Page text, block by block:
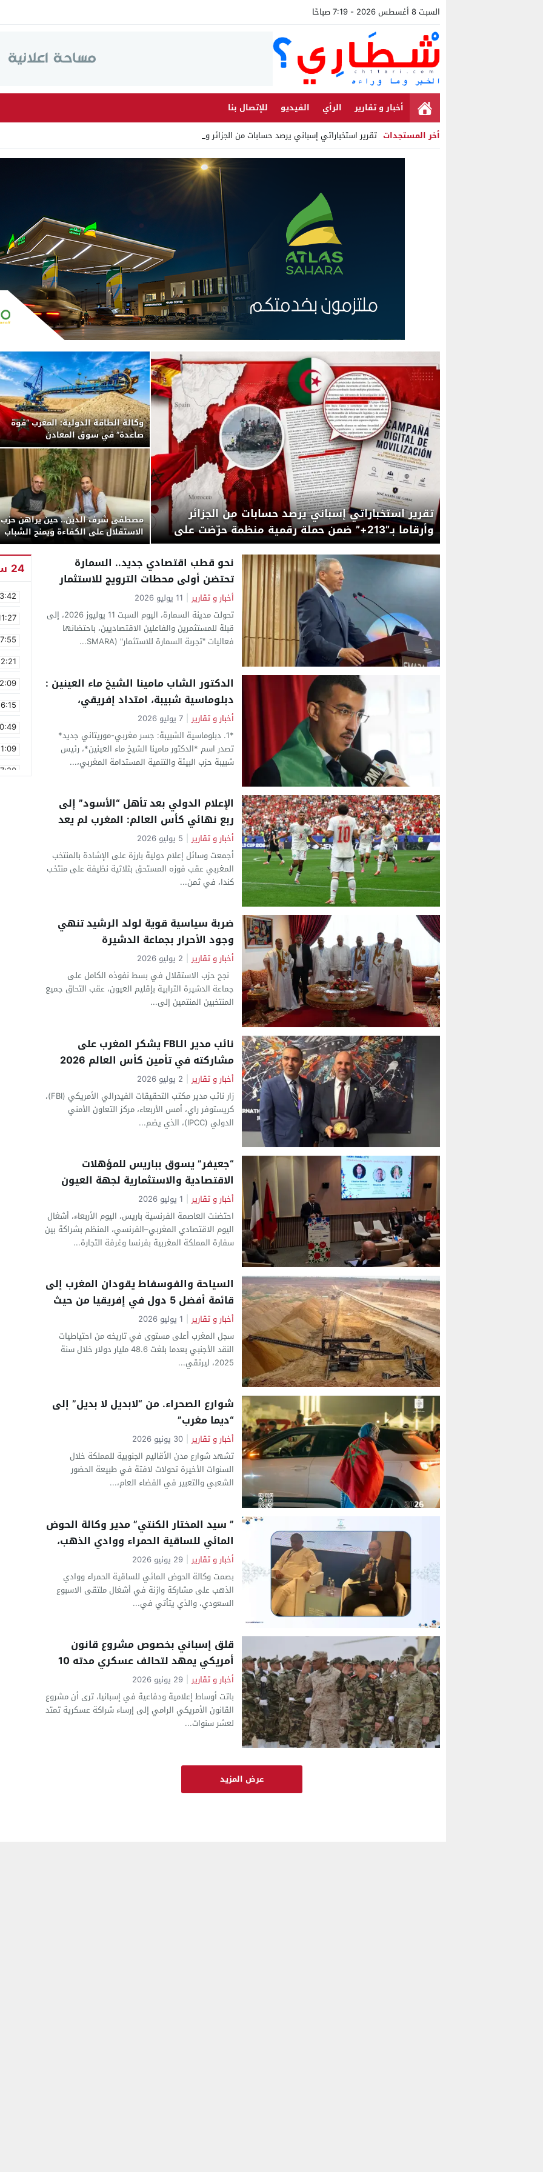
السبت 8 أغسطس 2026 - 7:19 صباحًا
أخبار و تقارير الرأي الفيديو
للإتصال بنا
أخر المستجدات تقرير استخباراتي إسباني يرصد حسابات من الجزائر وأرقاما بـ”213+” _
Stop
تقرير استخباراتي إسباني يرصد حسابات من الجزائر
وأرقاما بـ”213+” ضمن حملة رقمية منظمة حرّضت على
اقتحام سبتة
وكالة الطاقة الدولية: المغرب “قوة
صاعدة” في سوق المعادن
الاستراتيجية العالمية بفضل
الفوسفاط والكوبالت واستثماراته في
صناعة البطاريات
مصطفى شرف الدين.. حين يراهن حزب
الاستقلال على الكفاءة ويمنح الشباب
فرصة القيادة
نحو قطب اقتصادي جديد.. السمارة
تحتضن أولى محطات الترويج للاستثمار
بالإقليم
أخبار و تقارير 11 يوليو 2026
تحولت مدينة السمارة، اليوم السبت 11 يوليوز 2026، إلى
قبلة للمستثمرين والفاعلين الاقتصاديين، باحتضانها
فعاليات "تجربة السمارة للاستثمار" (SMARA...
الدكتور الشاب مامينا الشيخ ماء العينين :
دبلوماسية شبيبة، امتداد إفريقي،
ودينامية اقتصادية بنواكشوط
أخبار و تقارير | 7 يوليو 2026
*1. دبلوماسية الشبيبة: جسر مغربي-موريتاني جديد*
تصدر اسم *الدكتور مامينا الشيخ ماء العينين*، رئيس
شبيبة حزب البيئة والتنمية المستدامة المغربي،...
الإعلام الدولي بعد تأهل “الأسود” إلى
ربع نهائي كأس العالم: المغرب لم يعد
“مفاجأة” بل رقما صعبا في كرة القدم
العالمية
أخبار و تقارير | 5 يوليو 2026
أجمعت وسائل إعلام دولية بارزة على الإشادة بالمنتخب
المغربي عقب فوزه المستحق بثلاثية نظيفة على منتخب
كندا، في ثمن...
ضربة سياسية قوية لولد الرشيد تنهي
وجود الأحرار بجماعة الدشيرة
أخبار و تقارير | 2 يوليو 2026
نجح حزب الاستقلال في بسط نفوذه الكامل على
جماعة الدشيرة الترابية بإقليم العيون، عقب التحاق جميع
المنتخبين المنتمين إلى...
نائب مدير الـFBI يشكر المغرب على
مشاركته في تأمين كأس العالم 2026
أخبار و تقارير | 2 يوليو 2026
زار نائب مدير مكتب التحقيقات الفيدرالي الأمريكي (FBI)،
كريستوفر راي، أمس الأربعاء، مركز التعاون الأمني
الدولي (IPCC)، الذي يضم...
“جعيفر” يسوق بباريس للمؤهلات
الاقتصادية والاستثمارية لجهة العيون
أخبار و تقارير | 1 يوليو 2026
احتضنت العاصمة الفرنسية باريس، اليوم الأربعاء، أشغال
اليوم الاقتصادي المغربي–الفرنسي، المنظم بشراكة بين
سفارة المملكة المغربية بفرنسا وغرفة التجارة...
السياحة والفوسفاط يقودان المغرب إلى
قائمة أفضل 5 دول في إفريقيا من حيث
العملة الصعبة باحتياطيات قياسية بلغت
48,6 مليار دولار
أخبار و تقارير | 1 يوليو 2026
سجل المغرب أعلى مستوى في تاريخه من احتياطيات
النقد الأجنبي بعدما بلغت 48.6 مليار دولار خلال سنة
2025، ليرتقي...
شوارع الصحراء. من “لابديل لا بديل” إلى
“ديما مغرب”
أخبار و تقارير 30 يونيو 2026
تشهد شوارع مدن الأقاليم الجنوبية للمملكة خلال
السنوات الأخيرة تحولات لافتة في طبيعة الحضور
الشعبي والتعبير في الفضاء العام،...
” سيد المختار الكنتي” مدير وكالة الحوض
المائي للساقية الحمراء ووادي الذهب،
يبصم على مشاركة متميزة بالمملكة
العربية السعودية
أخبار و تقارير | 29 يونيو 2026
بصمت وكالة الحوض المائي للساقية الحمراء ووادي
الذهب على مشاركة وازنة في أشغال ملتقى الاسبوع
السعودي، والذي يتأتي في...
قلق إسباني بخصوص مشروع قانون
أمريكي يمهد لتحالف عسكري مدته 10
سنوات مع المغرب مخافة إعادة رسم
موازين القوة بمنطقة غرب المتوسط
أخبار و تقارير | 29 يونيو 2026
باتت أوساط إعلامية ودفاعية في إسبانيا، ترى أن مشروع
القانون الأمريكي الرامي إلى إرساء شراكة عسكرية تمتد
لعشر سنوات...
عرض المزيد
24 ساعة